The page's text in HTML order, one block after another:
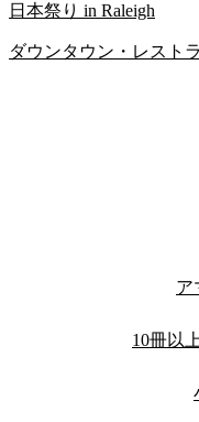
日本祭り in Raleigh
ダウンタウン・レスト
ア
10冊以